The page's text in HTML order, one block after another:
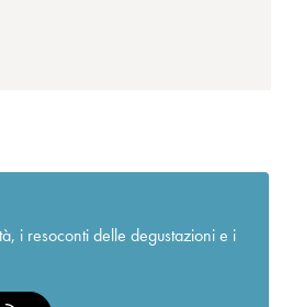
i resoconti delle degustazioni e i